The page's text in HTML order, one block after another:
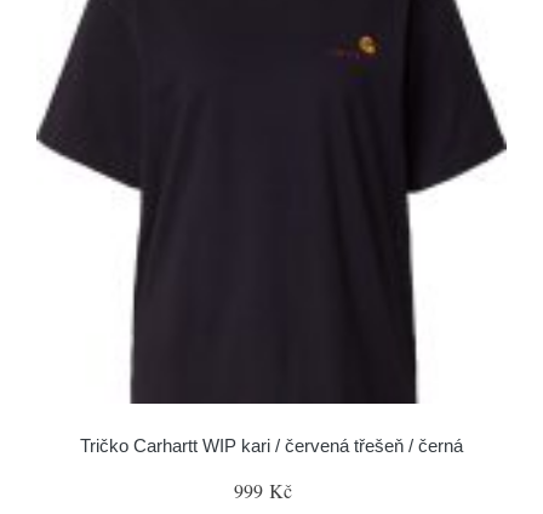
Tričko Carhartt WIP kari / červená třešeň / černá
999 Kč